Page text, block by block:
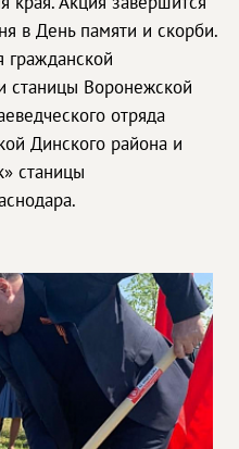
в День памяти и скорби.
гражданской
станицы Воронежской
отряда
Динского района и
станицы